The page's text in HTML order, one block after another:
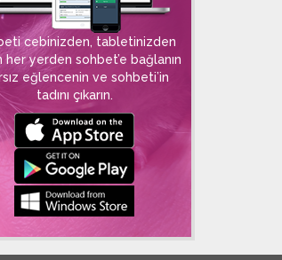
cebinizden, tabletinizden
her yerden sohbet’e bağlanın
eğlencenin ve sohbeti’in
tadını çıkarın.